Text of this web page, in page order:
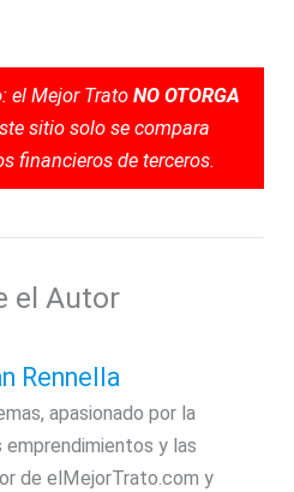
el Mejor Trato NO OTORGA
sitio solo se compara
financieros de terceros.
el Autor
Rennella
apasionado por la
emprendimientos y las
de elMejorTrato.com y